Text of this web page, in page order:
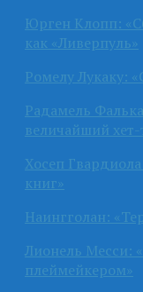
Юрген Клопп:
как «Ливерпуль»
Ромелу Лукаку:
Радамель
величайший хет-
Хосеп
книг»
Наингголан:
Лионель Месси:
плеймейкером»